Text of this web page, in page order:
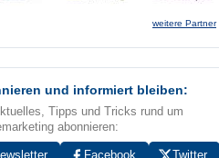
weitere Partner
und informiert bleiben:
Tipps und Tricks rund um
abonnieren:
Facebook
Twitter